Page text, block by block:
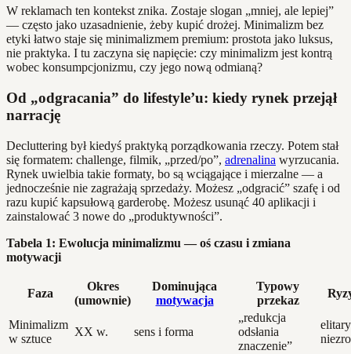
W reklamach ten kontekst znika. Zostaje slogan „mniej, ale lepiej”
— często jako uzasadnienie, żeby kupić drożej. Minimalizm bez
etyki łatwo staje się minimalizmem premium: prostota jako luksus,
nie praktyka. I tu zaczyna się napięcie: czy minimalizm jest kontrą
wobec konsumpcjonizmu, czy jego nową odmianą?
Od „odgracania” do lifestyle’u: kiedy rynek przejął
narrację
Decluttering był kiedyś praktyką porządkowania rzeczy. Potem stał
się formatem: challenge, filmik, „przed/po”, adrenalina wyrzucania.
Rynek uwielbia takie formaty, bo są wciągające i mierzalne — a
jednocześnie nie zagrażają sprzedaży. Możesz „odgracić” szafę i od
razu kupić kapsułową garderobę. Możesz usunąć 40 aplikacji i
zainstalować 3 nowe do „produktywności”.
Tabela 1: Ewolucja minimalizmu — oś czasu i zmiana
motywacji
Faza
Okres
(umownie)
Dominująca
motywacja
Typowy
przekaz
Minimalizm
w sztuce
XX w. sens i forma
„redukcja
odsłania
znaczenie”